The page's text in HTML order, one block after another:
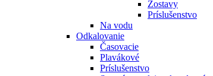
Zostavy
Príslušenstvo
Na vodu
Odkalovanie
Časovacie
Plavákové
Príslušenstvo